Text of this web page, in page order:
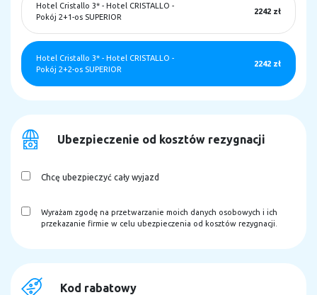
Hotel Cristallo 3* - Hotel CRISTALLO -
Pokój 2+1-os SUPERIOR
2242 zł
Hotel Cristallo 3* - Hotel CRISTALLO -
Pokój 2+2-os SUPERIOR
2242 zł
Ubezpieczenie od kosztów rezygnacji
Chcę ubezpieczyć cały wyjazd
Wyrażam zgodę na przetwarzanie moich danych osobowych i ich
przekazanie firmie w celu ubezpieczenia od kosztów rezygnacji.
Kod rabatowy